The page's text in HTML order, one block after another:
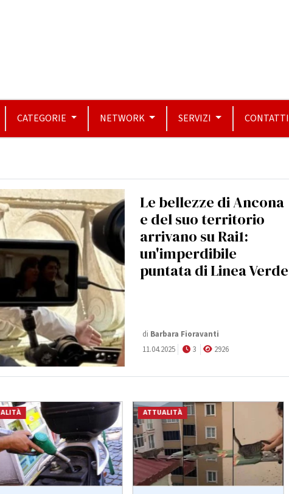
CATEGORIE NETWORK SERVIZI CONTATTI
Le bellezze di Ancona
e del suo territorio
arrivano su Rai1:
un'imperdibile
puntata di Linea Verde
di Barbara Fioravanti
11.04.2025
3 2926
ATTUALITÀ